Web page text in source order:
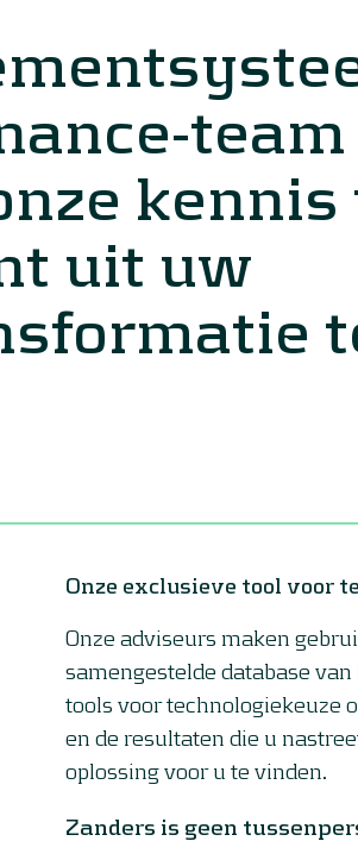
team
kennis
uit uw
Onze exclusieve tool voor
Onze adviseurs maken
samengestelde database
tools voor technologiekeuze
en de resultaten die u
oplossing voor u te vinden.
Zanders is geen